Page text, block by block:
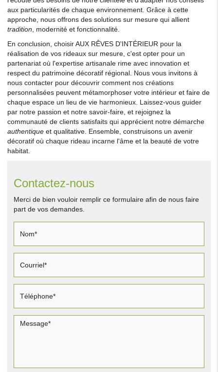
aux particularités de chaque environnement. Grâce à cette
approche, nous offrons des solutions sur mesure qui allient
tradition, modernité et fonctionnalité.
En conclusion, choisir AUX RÊVES D'INTÉRIEUR pour la
réalisation de vos rideaux sur mesure, c'est opter pour un
partenariat où l'expertise artisanale rime avec innovation et
respect du patrimoine décoratif régional. Nous vous invitons à
nous contacter pour découvrir comment nos créations
personnalisées peuvent métamorphoser votre intérieur et faire de
chaque espace un lieu de vie harmonieux. Laissez-vous guider
par notre passion et notre savoir-faire, et rejoignez la
communauté de clients satisfaits qui apprécient notre démarche
authentique et qualitative. Ensemble, construisons un avenir
décoratif où chaque rideau incarne l'âme et la beauté de votre
habitat.
Contactez-nous
Merci de bien vouloir remplir ce formulaire afin de nous faire
part de vos demandes.